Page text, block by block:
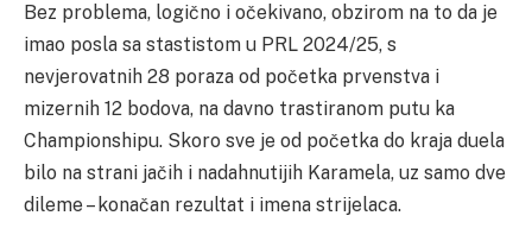
Bez problema, logično i očekivano, obzirom na to da je
imao posla sa stastistom u PRL 2024/25, s
nevjerovatnih 28 poraza od početka prvenstva i
mizernih 12 bodova, na davno trastiranom putu ka
Championshipu. Skoro sve je od početka do kraja duela
bilo na strani jačih i nadahnutijih Karamela, uz samo dve
dileme – konačan rezultat i imena strijelaca.